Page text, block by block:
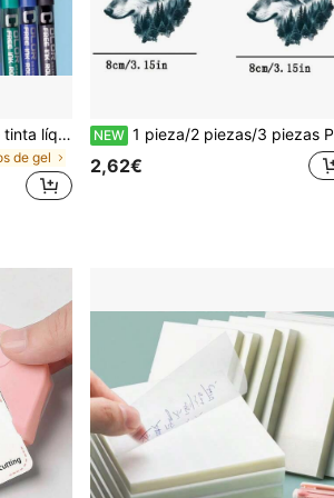
12 piezas de bolígrafos de tinta líquida de secado rápido de colores, bolígrafos de firma de tinta líquida de 0.5 mm, bolígrafos neutros de 12 colores para estudiantes, adecuados para diario, firma, dibujo, oficina, escuela, regalo de vuelta a la escuela
de gel
NEW 1 pieza/2 piezas/3 piezas Parches de transferencia de calor con diseño de lobo, se pueden planchar y lavar, adecuados para camisetas, vaqueros, suéteres, bolsos, almohadas, cojines.
2,62€